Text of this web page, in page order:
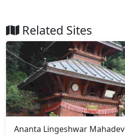
Related Sites
Ananta Lingeshwar Mahadev